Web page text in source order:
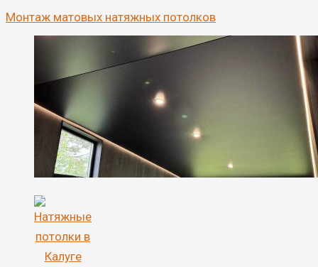
Монтаж матовых натяжных потолков